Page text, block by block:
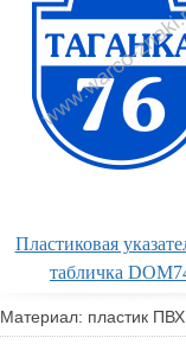
Пластиковая
табличка
Материал: пластик ПВХ